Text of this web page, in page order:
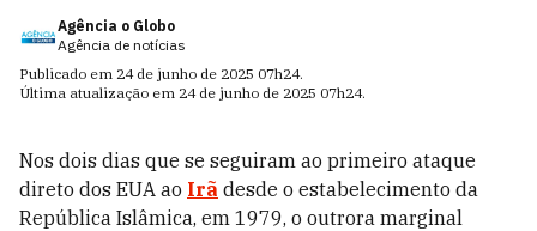
Agência o Globo
Agência de notícias
Publicado em 24 de junho de 2025 07h24.
Última atualização em 24 de junho de 2025 07h24.
Nos dois dias que se seguiram ao primeiro ataque
direto dos EUA ao Irã desde o estabelecimento da
República Islâmica, em 1979, o outrora marginal